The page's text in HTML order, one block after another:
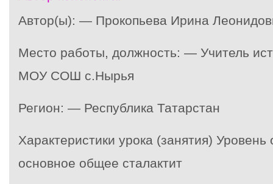
Автор(ы): — Прокопьева Ирина
Место работы, должность: — Учитель
МОУ СОШ с.Нырья
Регион: — Республика Татарстан
Характеристики урока (занятия)
основное общее сталактит